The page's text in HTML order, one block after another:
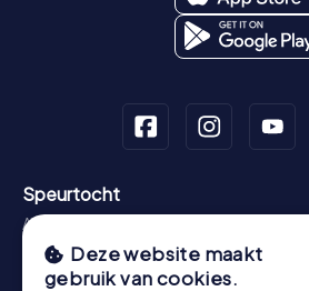
Speurtocht
Amsterdam
Groningen
Breda Nijmegen Haarlem
Amersfoort
's-Hertogenbosch
Deze website maakt
gebruik van cookies.